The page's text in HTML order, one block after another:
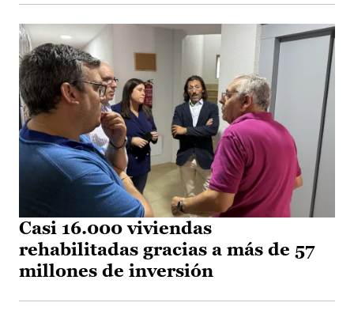
Casi 16.000 viviendas
rehabilitadas gracias a más de 57
millones de inversión